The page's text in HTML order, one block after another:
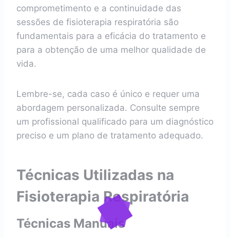
comprometimento e a continuidade das
sessões de fisioterapia respiratória são
fundamentais para a eficácia do tratamento e
para a obtenção de uma melhor qualidade de
vida.
Lembre-se, cada caso é único e requer uma
abordagem personalizada. Consulte sempre
um profissional qualificado para um diagnóstico
preciso e um plano de tratamento adequado.
Técnicas Utilizadas na
Fisioterapia Respiratória
Técnicas Manuais